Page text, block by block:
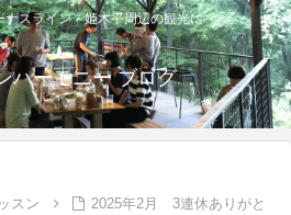
ナスライン・姫木平周辺の観光に
ハーモニー ブログ
スン
2025年2月 3連休ありがと